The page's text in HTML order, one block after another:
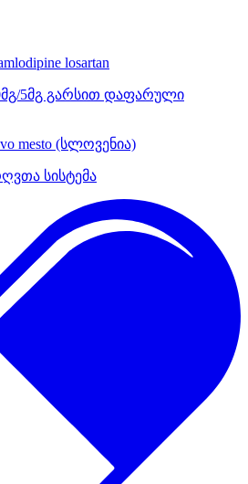
losartan
5მგ გარსით დაფარული
mesto (სლოვენია)
სისტემა